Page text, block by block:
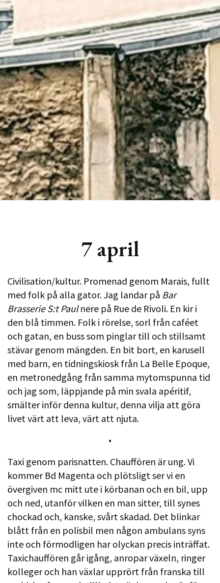
7 april
Civilisation/kultur. Promenad genom Marais, fullt
med folk på alla gator. Jag landar på Bar
Brasserie S:t Paulnere på Rue de Rivoli. En kir i
den blå timmen. Folk i rörelse, sorl från caféet
och gatan, en buss som pinglar till och stillsamt
stävar genom mängden. En bit bort, en karusell
med barn, en tidningskiosk från La Belle Epoque,
en metronedgång från samma mytomspunna tid
och jag som, läppjande på min svala apéritif,
smälter inför denna kultur, denna vilja att göra
livet värt att leva, värt att njuta.
•
Taxi genom parisnatten. Chauffören är ung. Vi
kommer Bd Magenta och plötsligt ser vi en
övergiven mc mitt ute i körbanan och en bil, upp
och ned, utanför vilken en man sitter, till synes
chockad och, kanske, svårt skadad. Det blinkar
blått från en polisbil men någon ambulans syns
inte och förmodligen har olyckan precis inträffat.
Taxichauffören går igång, anropar växeln, ringer
kolleger och han växlar upprört från franska till